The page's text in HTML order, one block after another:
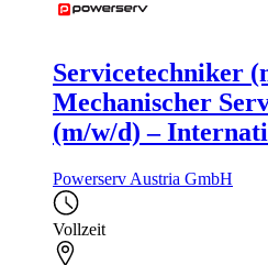
Servicetechniker
Mechanischer
(m/w/d) –
Powerserv Austria GmbH
Vollzeit